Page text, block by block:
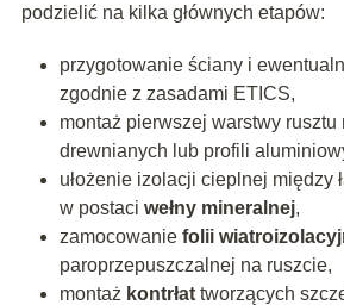
podzielić na kilka głównych etapów:
przygotowanie ściany i
zgodnie z zasadami ETICS,
montaż pierwszej warstwy rusztu
drewnianych lub profili
ułożenie izolacji cieplnej między
w postaci wełny mineralnej,
zamocowanie folii
paroprzepuszczalnej na ruszcie,
montaż kontrłattworzących